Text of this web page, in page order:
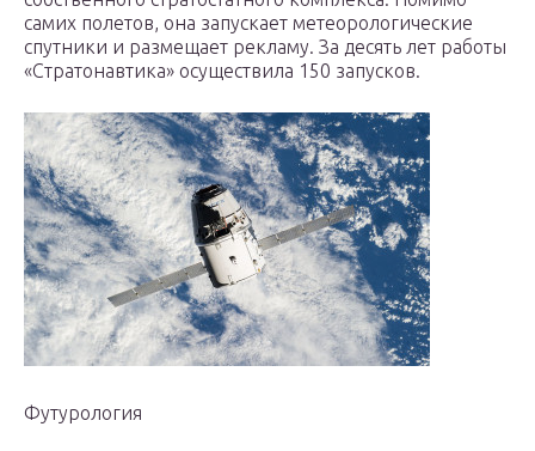
самих полетов, она запускает метеорологические
спутники и размещает рекламу. За десять лет работы
«Стратонавтика» осуществила 150 запусков.
Футурология